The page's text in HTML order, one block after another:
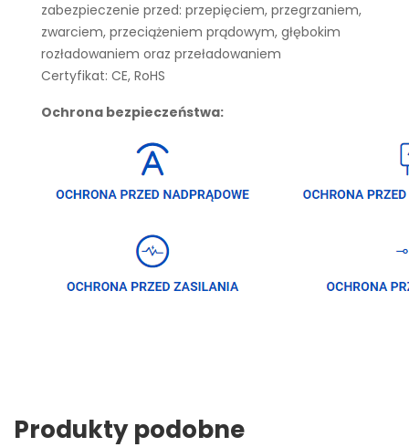
zabezpieczenie przed: przepięciem, przegrzaniem,
zwarciem, przeciążeniem prądowym, głębokim
rozładowaniem oraz przeładowaniem
Certyfikat: CE, RoHS
Ochrona bezpieczeństwa:
Produkty podobne